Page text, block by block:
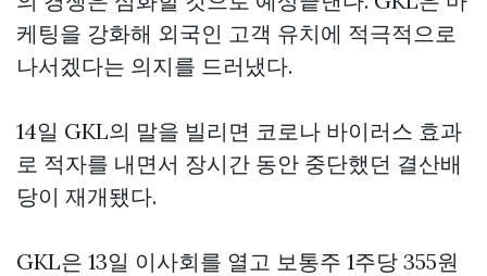
케팅을 강화해 외국인 고객 유치에 적극적으로
나서겠다는 의지를 드러냈다.
14일 GKL의 말을 빌리면 코로나 바이러스 효과
로 적자를 내면서 장시간 동안 중단했던 결산배
당이 재개됐다.
GKL은 13일 이사회를 열고 보통주 1주당 355원